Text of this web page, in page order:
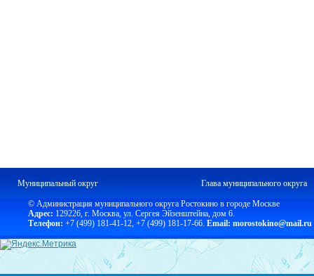
Муниципальный округ Глава муниципального округа
© Администрация муниципального округа Ростокино в городе Москве
Адрес: 129226, г. Москва, ул. Сергея Эйзенштейна, дом 6.
Телефон: +7 (499) 181-41-12, +7 (499) 181-17-66. Email: morostokino@mail.ru